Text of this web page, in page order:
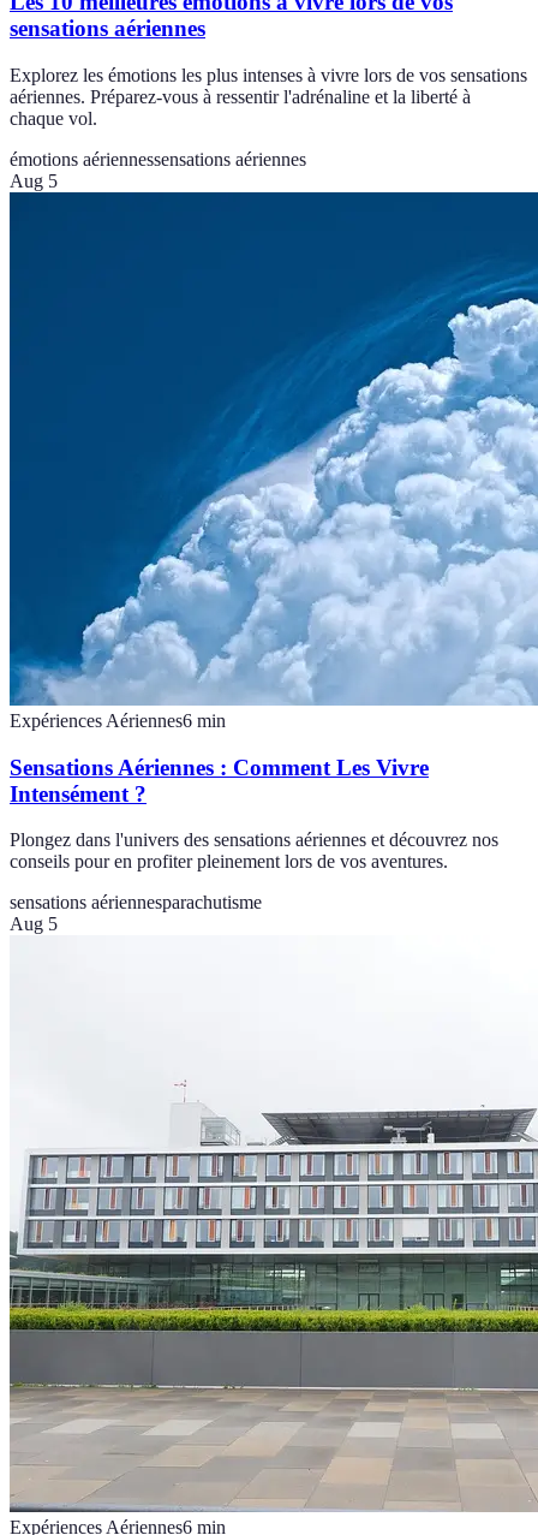
sensations aériennes
Explorez les émotions les plus intenses à vivre lors de vos sensations
aériennes. Préparez-vous à ressentir l'adrénaline et la liberté à
chaque vol.
émotions aériennessensations aériennes
Aug 5
Expériences Aériennes6 min
Sensations Aériennes : Comment Les Vivre
Intensément ?
Plongez dans l'univers des sensations aériennes et découvrez nos
conseils pour en profiter pleinement lors de vos aventures.
sensations aériennesparachutisme
Aug 5
Expériences Aériennes6 min